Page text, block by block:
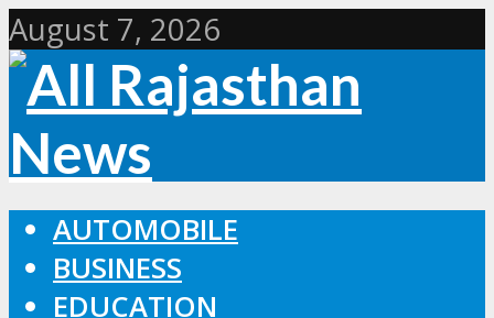
August 7, 2026
AUTOMOBILE
BUSINESS
EDUCATION